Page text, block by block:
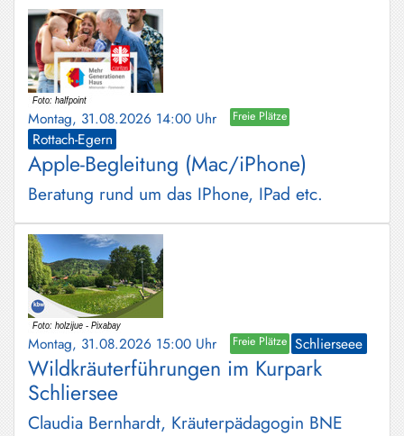
Montag, 31.08.2026 14:00 Uhr Freie Plätze
Rottach-Egern
Apple-Begleitung (Mac/iPhone)
Beratung rund um das IPhone, IPad etc.
Montag, 31.08.2026 15:00 Uhr Freie Plätze Schlierseee
Wildkräuterführungen im Kurpark
Schliersee
Claudia Bernhardt, Kräuterpädagogin BNE